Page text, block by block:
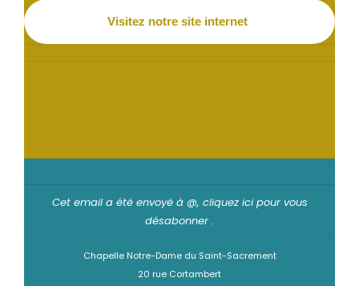
Visitez notre site internet
Cet email a été envoyé à @, cliquez ici pour vous
désabonner .
Chapelle Notre-Dame du Saint-Sacrement
20 rue Cortambert